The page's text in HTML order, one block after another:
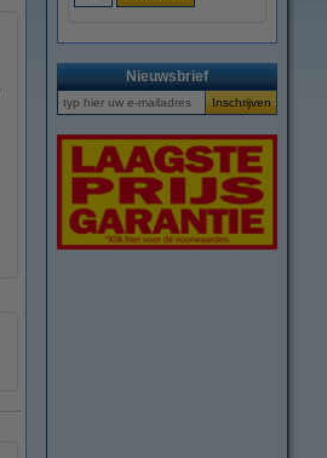
Nieuwsbrief